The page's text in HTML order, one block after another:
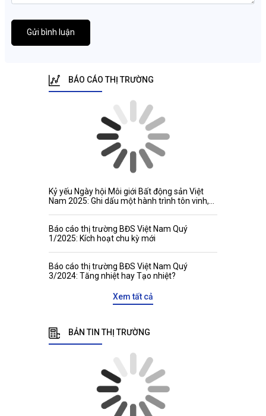
Gửi bình luận
BÁO CÁO THỊ TRƯỜNG
Kỷ yếu Ngày hội Môi giới Bất động sản Việt
Nam 2025: Ghi dấu một hành trình tôn vinh,
Báo cáo thị trường BĐS Việt Nam Quý
1/2025: Kích hoạt chu kỳ mới
Báo cáo thị trường BĐS Việt Nam Quý
3/2024: Tăng nhiệt hay Tạo nhiệt?
Xem tất cả
BẢN TIN THỊ TRƯỜNG